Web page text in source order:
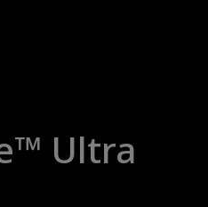
Ultra